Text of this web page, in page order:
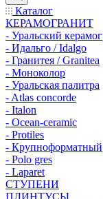
Каталог
КЕРАМОГРАНИТ
- Уральский
- Идальго / Idalgo
- Гранитея / Granitea
- Моноколор
- Уральская палитра
- Atlas concorde
- Italon
- Ocean-ceramic
- Protiles
- Крупноформатный
- Polo gres
- Laparet
СТУПЕНИ
ПЛИНТУСЫ